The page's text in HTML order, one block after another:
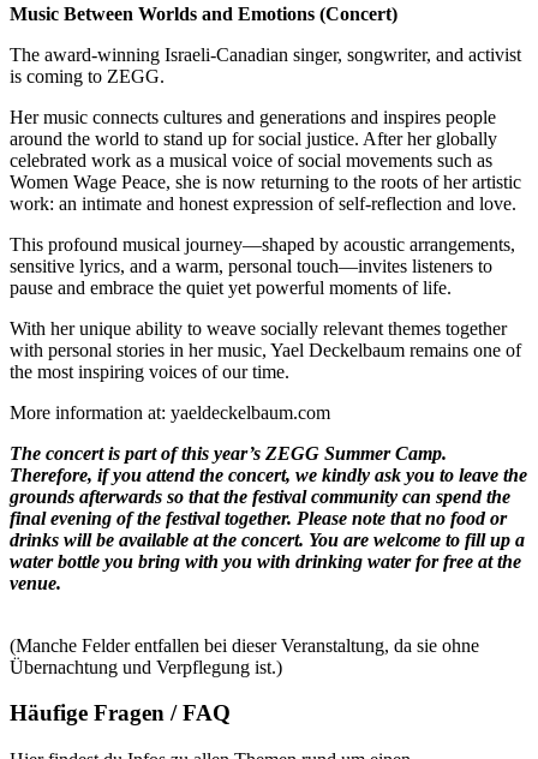
Music Between Worlds and Emotions (Concert)
The award-winning Israeli-Canadian singer, songwriter, and activist
is coming to ZEGG.
Her music connects cultures and generations and inspires people
around the world to stand up for social justice. After her globally
celebrated work as a musical voice of social movements such as
Women Wage Peace, she is now returning to the roots of her artistic
work: an intimate and honest expression of self-reflection and love.
This profound musical journey—shaped by acoustic arrangements,
sensitive lyrics, and a warm, personal touch—invites listeners to
pause and embrace the quiet yet powerful moments of life.
With her unique ability to weave socially relevant themes together
with personal stories in her music, Yael Deckelbaum remains one of
the most inspiring voices of our time.
More information at: yaeldeckelbaum.com
The concert is part of this year’s ZEGG Summer Camp.
Therefore, if you attend the concert, we kindly ask you to leave the
grounds afterwards so that the festival community can spend the
final evening of the festival together. Please note that no food or
drinks will be available at the concert. You are welcome to fill up a
water bottle you bring with you with drinking water for free at the
venue.
(Manche Felder entfallen bei dieser Veranstaltung, da sie ohne
Übernachtung und Verpflegung ist.)
Häufige Fragen / FAQ